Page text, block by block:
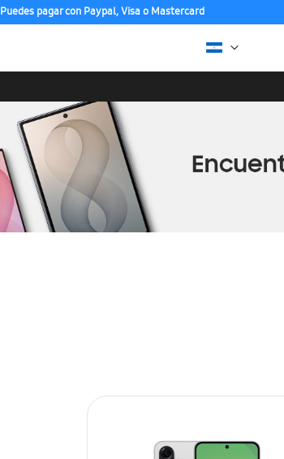
Puedes pagar con Paypal, Visa o Mastercard